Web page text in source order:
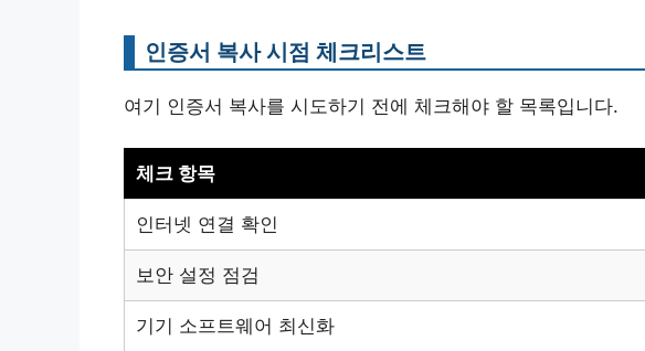
인증서 복사 시점 체크리스트
여기 인증서 복사를 시도하기 전에 체크해야 할 목록입니다.
체크 항목
인터넷 연결 확인
보안 설정 점검
기기 소프트웨어 최신화